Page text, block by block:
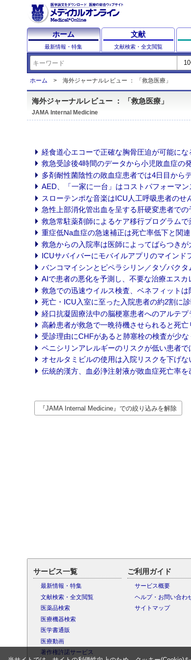
ホーム
最新情報・特集
文献
文献検索・全文閲覧
ホーム 海外ジャーナルレビュー ： 「救急医療」
海外ジャーナルレビュー ： 「救急医療」
JAMA Internal Medicine
経食道心エコーで正確な胸骨圧迫が可能に
救急受診後4時間のデータから小児敗血症の
多剤耐性菌陰性の敗血症患者では4日目から
AED、「一家に一台」はコストパフォーマン
スローテンポな音楽はICU人工呼吸患者の
急性上部消化管出血を呈する肝硬変患者で
救急常駐薬剤師によるケア移行プログラム
重症低Na血症の急速補正は死亡率低下と関
救急からの入院率は医師によってばらつき
ICUサバイバーにモバイルアプリのマインド
バンコマイシンとピペラシリン／タゾバク
AIで患者の悪化を予測し、不要な治療エスカ
救急での迅速ウイルス検査、ベネフィット
死亡・ICU入室に至った入院患者の約2割に
経口抗凝固療法中の脳梗塞患者へのアルテ
高齢患者が救急で一晩待機させられると死亡
受診理由にCHFがあると肺塞栓の検査が少
ペニシリンアレルギーのリスクが低い患者
オセルタミビルの使用は入院リスクを下げ
伝統的漢方、血必浄注射液が敗血症死亡率
『JAMA Internal Medicine』での絞り込みを解除
サービス一覧
最新情報・特集
文献検索・全文閲覧
医薬品検索
医療機器検索
医学書通販
医療動画
著作権許諾サービス
ご利用ガイド
サービス概要
ヘルプ・お問い合わ
サイトマップ